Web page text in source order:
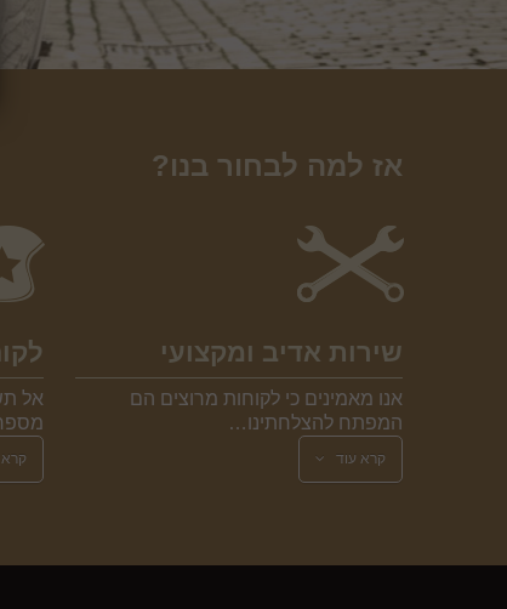
אז למה לבחור בנו?
שירות אדיב ומקצועי
אנו מאמינים כי לקוחות מרוצים הם
המפתח להצלחתינו…
קרא עוד
אל
קרא